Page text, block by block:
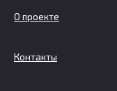
О проекте
Контакты